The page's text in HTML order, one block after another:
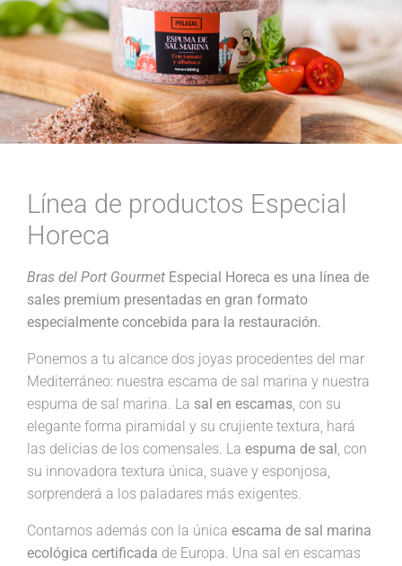
Línea de productos Especial
Horeca
Bras del Port Gourmet Especial Horeca es una línea de
sales premium presentadas en gran formato
especialmente concebida para la restauración.
Ponemos a tu alcance dos joyas procedentes del mar
Mediterráneo: nuestra escama de sal marina y nuestra
espuma de sal marina. La sal en escamas, con su
elegante forma piramidal y su crujiente textura, hará
las delicias de los comensales. La espuma de sal, con
su innovadora textura única, suave y esponjosa,
sorprenderá a los paladares más exigentes.
Contamos además con la única escama de sal marina
ecológica certificada de Europa. Una sal en escamas